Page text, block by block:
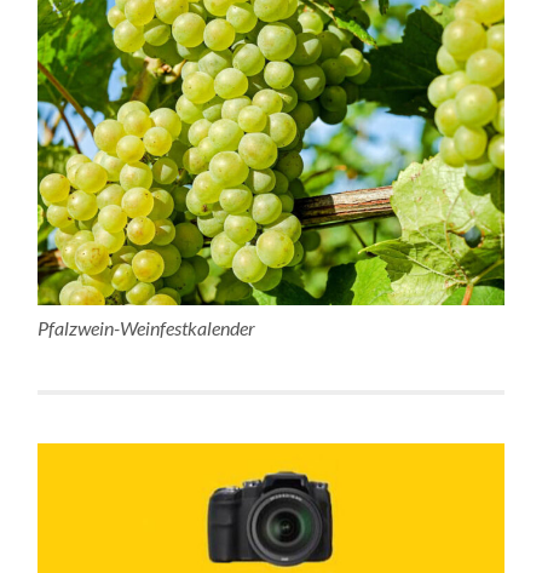
Pfalzwein-Weinfestkalender